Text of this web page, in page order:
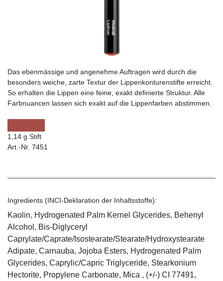
Das ebenmässige und angenehme Auftragen wird durch die
besonders weiche, zarte Textur der Lippenkonturenstifte erreicht.
So erhalten die Lippen eine feine, exakt definierte Struktur. Alle
Farbnuancen lassen sich exakt auf die Lippenfarben abstimmen.
1,14 g Stift
Art.-Nr. 7451
Ingredients (INCI-Deklaration der Inhaltsstoffe):
Kaolin, Hydrogenated Palm Kernel Glycerides, Behenyl
Alcohol, Bis-Diglyceryl
Caprylate/Caprate/Isostearate/Stearate/Hydroxystearate
Adipate, Carnauba, Jojoba Esters, Hydrogenated Palm
Glycerides, Caprylic/Capric Triglyceride, Stearkonium
Hectorite, Propylene Carbonate, Mica , (+/-) CI 77491,